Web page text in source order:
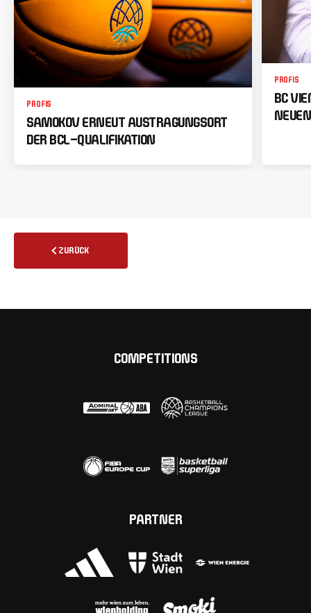
PROFIS
SAMOKOV ERNEUT AUSTRAGUNGSORT
DER BCL-QUALIFIKATION
PROFIS
BC
ZURÜCK
COMPETITIONS
PARTNER